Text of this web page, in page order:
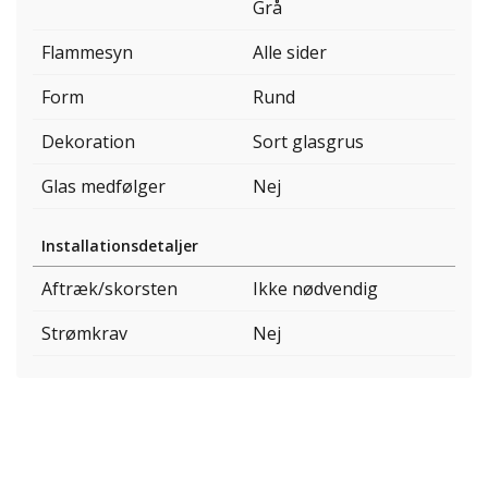
Grå
Flammesyn
Alle sider
Form
Rund
Dekoration
Sort glasgrus
Glas medfølger
Nej
Installationsdetaljer
Aftræk/skorsten
Ikke nødvendig
Strømkrav
Nej